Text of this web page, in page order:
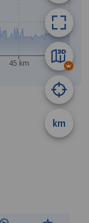
km
45 km 61 km